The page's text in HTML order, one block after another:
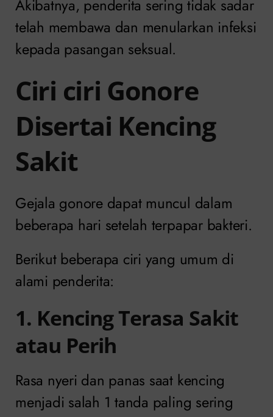
Akibatnya, penderita sering tidak sadar
telah membawa dan menularkan infeksi
kepada pasangan seksual.
Ciri ciri Gonore
Disertai Kencing
Sakit
Gejala gonore dapat muncul dalam
beberapa hari setelah terpapar bakteri.
Berikut beberapa ciri yang umum di
alami penderita:
1. Kencing Terasa Sakit
atau Perih
Rasa nyeri dan panas saat kencing
menjadi salah 1 tanda paling sering